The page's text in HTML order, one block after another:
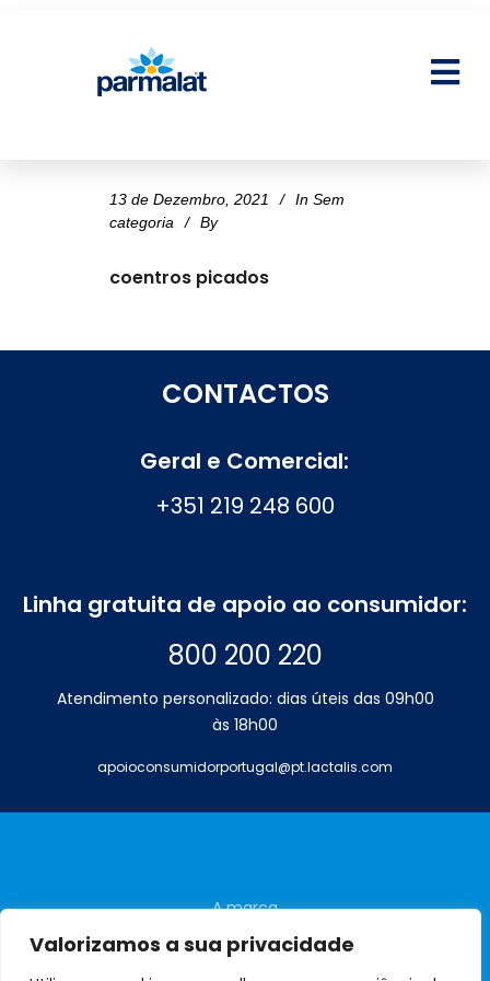
Valorizamos a sua privacidade
13 de Dezembro, 2021 In Sem
categoria
By
coentros picados
CONTACTOS
Geral e Comercial:
+351 219 248 600
Linha gratuita de apoio ao consumidor:
800 200 220
Atendimento personalizado: dias úteis das 09h00
às 18h00
apoioconsumidorportugal@pt.lactalis.com
A marca
Perguntas frequentes
Contactos